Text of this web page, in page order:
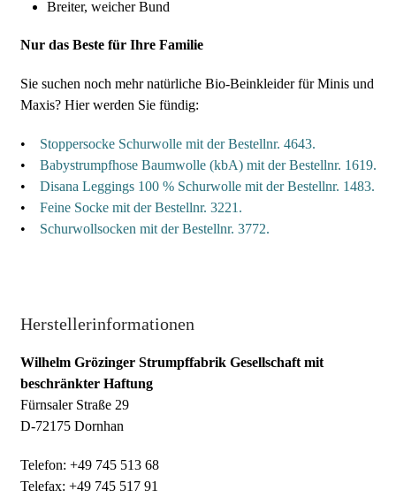
Breiter, weicher Bund
Nur das Beste für Ihre Familie
Sie suchen noch mehr natürliche Bio-Beinkleider für Minis und
Maxis? Hier werden Sie fündig:
• Stoppersocke Schurwolle mit der Bestellnr. 4643.
• Babystrumpfhose Baumwolle (kbA) mit der Bestellnr. 1619.
• Disana Leggings 100 % Schurwolle mit der Bestellnr. 1483.
• Feine Socke mit der Bestellnr. 3221.
• Schurwollsocken mit der Bestellnr. 3772.
Herstellerinformationen
Wilhelm Grözinger Strumpffabrik Gesellschaft mit
beschränkter Haftung
Fürnsaler Straße 29
D-72175 Dornhan
Telefon: +49 745 513 68
Telefax: +49 745 517 91